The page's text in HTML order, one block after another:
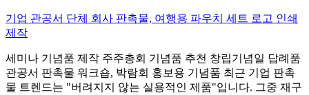
기업 관공서 단체 회사 판촉물, 여행용 파우치 세트 로고 인쇄
제작
세미나 기념품 제작 주주총회 기념품 추천 창립기념일 답례품
관공서 판촉물 워크숍, 박람회 홍보용 기념품 최근 기업 판촉
물 트렌드는 "버려지지 않는 실용적인 제품"입니다. 그중 재구